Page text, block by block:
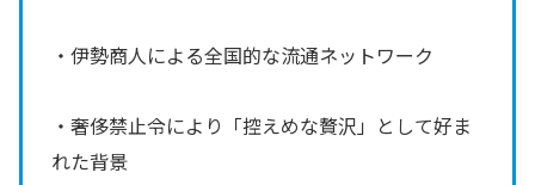
・伊勢商人による全国的な流通ネットワーク
・奢侈禁止令により「控えめな贅沢」として好ま
れた背景